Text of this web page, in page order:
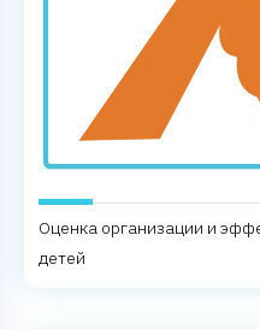
Оценка организации и
детей